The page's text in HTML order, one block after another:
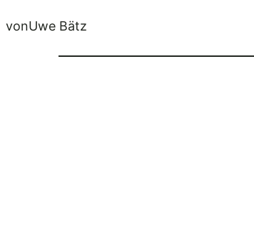
vonUwe Bätz